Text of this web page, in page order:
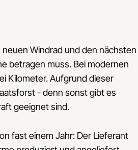
Windrad und den nächsten
betragen muss. Bei modernen
Kilometer. Aufgrund dieser
- denn sonst gibt es
geeignet sind.
fast einem Jahr: Der Lieferant